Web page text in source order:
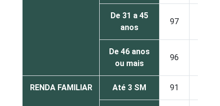
De 31 a 45
anos
97
De 46 anos
ou mais
96
RENDA FAMILIAR Até 3 SM 91